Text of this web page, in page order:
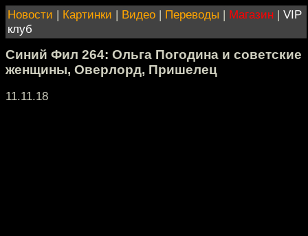
Новости | Картинки | Видео | Переводы | Магазин | VIP
клуб
Синий Фил 264: Ольга Погодина и советские
женщины, Оверлорд, Пришелец
11.11.18